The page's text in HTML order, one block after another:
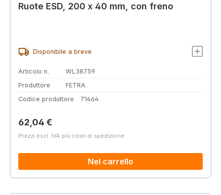
Ruote ESD, 200 x 40 mm, con freno
Disponibile a breve
Articolo n.
WL38759
Produttore
FETRA
Codice produttore
71464
Prezzo normale:
62,04 €
Prezzi escl. IVA più costi di spedizione
Nel carrello